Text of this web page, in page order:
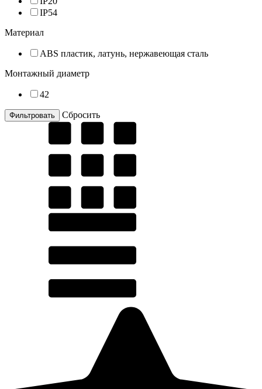
IP54
Материал
ABS пластик, латунь, нержавеющая сталь
Монтажный диаметр
42
Cбросить